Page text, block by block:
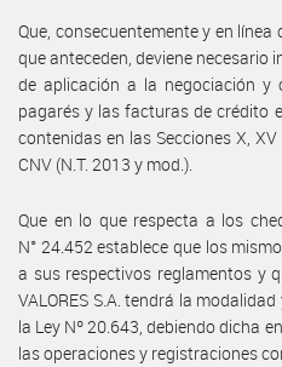
Que, consecuentemente y en
que anteceden, deviene
de aplicación a la negociación y
pagarés y las facturas de crédito
contenidas en las Secciones X,
CNV (N.T. 2013 y mod.).
Que en lo que respecta a los
N° 24.452 establece que los
a sus respectivos reglamentos y
VALORES S.A. tendrá la
la Ley Nº 20.643, debiendo dicha
las operaciones y registraciones